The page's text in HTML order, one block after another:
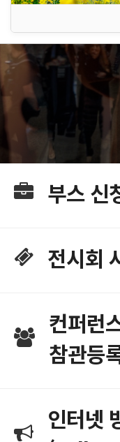
부스 신
전시회
컨퍼런
참관등
인터넷